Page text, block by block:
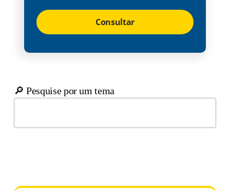
Consultar
🔎 Pesquise por um tema